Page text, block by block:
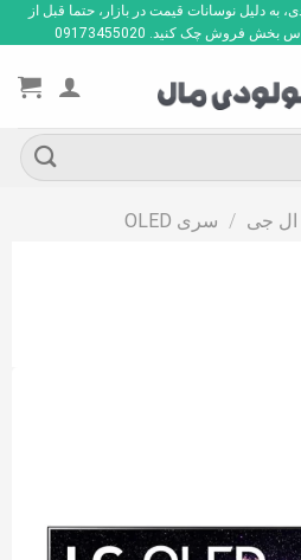
به دلیل نوسانات قیمت در بازار، حتما قبل از
چک کنید. 09173455020
ال جی / سری OLED